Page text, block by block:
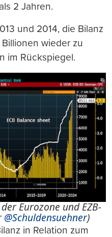
2 Jahren.
und 2014, die Bilanz
wieder zu
im Rückspiegel.
Eurozone und EZB-
@Schuldensuehner)
in Relation zum